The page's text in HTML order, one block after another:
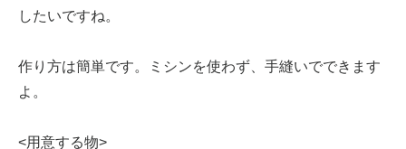
したいですね。
作り方は簡単です。ミシンを使わず、手縫いでできます
よ。
<用意する物>